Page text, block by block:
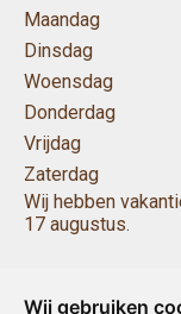
Wij gebruiken
Maandag
Dinsdag
Woensdag
Donderdag
Vrijdag
Zaterdag
Wij hebben
17 augustus.